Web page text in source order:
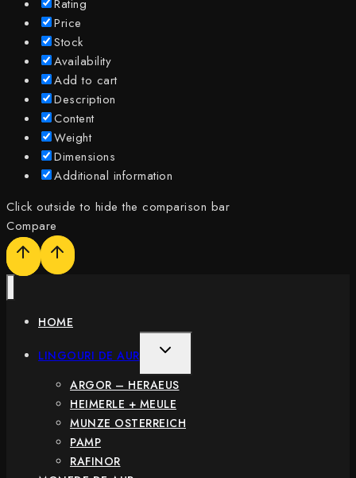
Rating
Price
Stock
Availability
Add to cart
Description
Content
Weight
Dimensions
Additional information
Click outside to hide the comparison bar
Compare
HOME
LINGOURI DE AUR
TOGGLE
CHILD
MENU
ARGOR – HERAEUS
HEIMERLE + MEULE
MUNZE OSTERREICH
PAMP
RAFINOR